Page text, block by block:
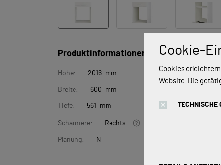
Cookie-
Cookies
Website. Die
TECHNISCHE
Produktinformationen
Höhe: 2016 mm
Breite: 600 mm
Tiefe: 561 mm
Scharniere: Rechts
Planung: N